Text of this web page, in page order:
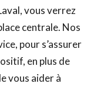
vous verrez
centrale. Nos
pour s’assurer
en plus de
vous aider à